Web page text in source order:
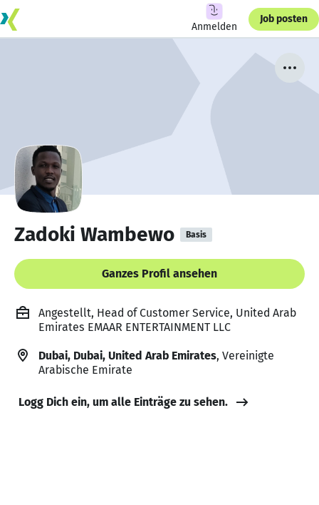
Anmelden
Job posten
Zadoki Wambewo Basis
Ganzes Profil ansehen
Angestellt, Head of Customer Service, United Arab
Emirates EMAAR ENTERTAINMENT LLC
Dubai, Dubai, United Arab Emirates, Vereinigte
Arabische Emirate
Logg Dich ein, um alle Einträge zu sehen.